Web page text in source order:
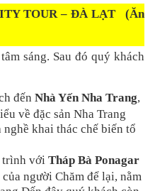
TOUR – ĐÀ LẠT   (Ăn
sáng. Sau đó quý khách
đến Nhà Yến Nha Trang,
về đặc sản Nha Trang
khai thác chế biến tổ
trình với Tháp Bà Ponagar
người Chăm để lại, nằm